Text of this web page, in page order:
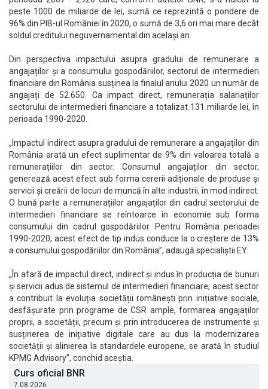
peste 1000 de miliarde de lei, sumă ce reprezintă o pondere de
96% din PIB-ul României în 2020, o sumă de 3,6 ori mai mare decât
soldul creditului neguvernamental din același an.
Din perspectiva impactului asupra gradului de remunerare a
angajaților și a consumului gospodăriilor, sectorul de intermedieri
financiare din România susținea la finalul anului 2020 un număr de
angajați de 52.650. Ca impact direct, remunerația salariaților
sectorului de intermedieri financiare a totalizat 131 miliarde lei, în
perioada 1990-2020.
„Impactul indirect asupra gradului de remunerare a angajaților din
România arată un efect suplimentar de 9% din valoarea totală a
remunerațiilor din sector. Consumul angajaților din sector,
generează acest efect sub forma cererii adiționale de produse și
servicii și creării de locuri de muncă în alte industrii, în mod indirect.
O bună parte a remunerațiilor angajaților din cadrul sectorului de
intermedieri financiare se reîntoarce în economie sub forma
consumului din cadrul gospodăriilor. Pentru România perioadei
1990-2020, acest efect de tip indus conduce la o creștere de 13%
a consumului gospodăriilor din România”, adaugă specialiștii EY.
„În afară de impactul direct, indirect și indus în producția de bunuri
și servicii adus de sistemul de intermedieri financiare, acest sector
a contribuit la evoluția societății românești prin inițiative sociale,
desfășurate prin programe de CSR ample, formarea angajaților
proprii, a societății, precum și prin introducerea de instrumente și
susținerea de inițiative digitale care au dus la modernizarea
societății și alinierea la standardele europene, se arată în studiul
KPMG Advisory”, conchid aceștia.
Curs oficial BNR
7.08.2026